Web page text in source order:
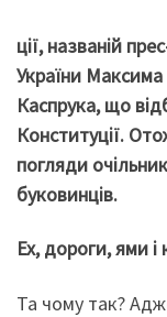
ції, названій
України Максима
Каспрука, що
Конституції.
погляди
буковинців.
Ех, дороги, ями
Та чому так?